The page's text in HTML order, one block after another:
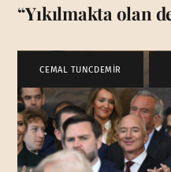
“Yıkılmakta olan
CEMAL TUNCDEMİR